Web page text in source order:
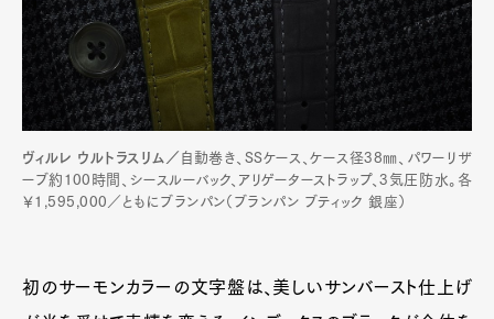
ヴィルレ ウルトラスリム／ 自動巻き、SSケース、ケース径38㎜、パワーリザ
ーブ約100時間、シースルーバック、アリゲーターストラップ、3気圧防水。各
￥1,595,000／ともにブランパン（ブランパン ブティック 銀座）
初のサーモンカラーの文字盤は、美しいサンバースト仕上げ